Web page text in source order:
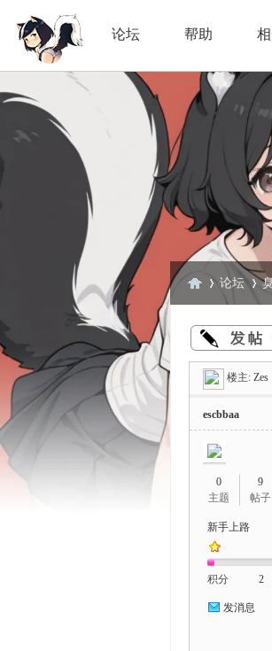
论坛 帮助
臭»
论坛
›
楼主: Zes
escbbaa
0
主题
9
帖子
新手上路
积分 2
发消息